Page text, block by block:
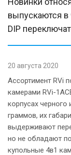
выпускаются в
DIP
20 августа 2020
Ассортимент RVi
камерами RVi-
корпусах черного
граммов, их
выдерживают
но не обладают
купольные 4в1